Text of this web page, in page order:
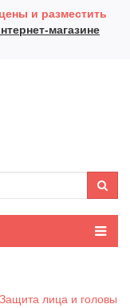
и разместить
магазине
Защита лица и головы